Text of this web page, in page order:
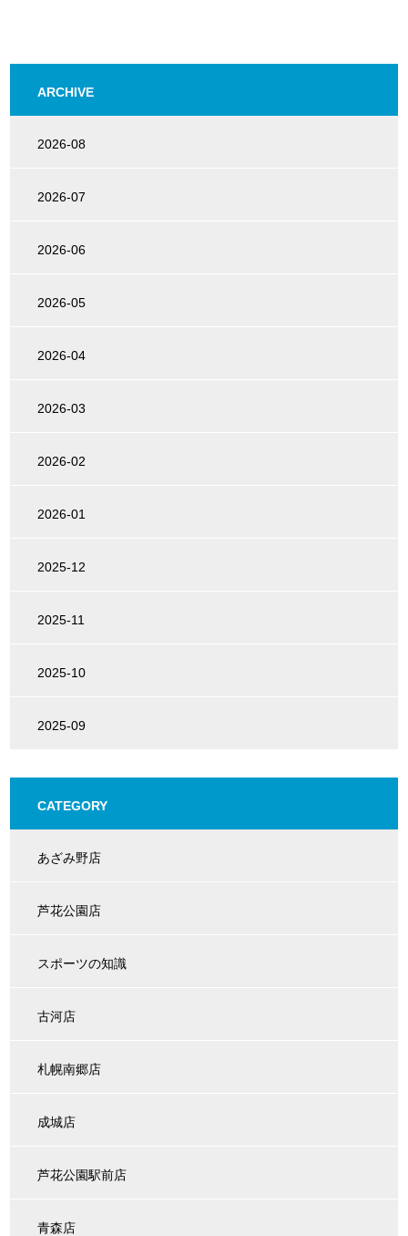
ARCHIVE
2026-08
2026-07
2026-06
2026-05
2026-04
2026-03
2026-02
2026-01
2025-12
2025-11
2025-10
2025-09
CATEGORY
あざみ野店
芦花公園店
スポーツの知識
古河店
札幌南郷店
成城店
芦花公園駅前店
青森店